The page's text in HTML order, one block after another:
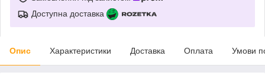
Доступна доставка
Опис Характеристики Доставка Оплата Умови